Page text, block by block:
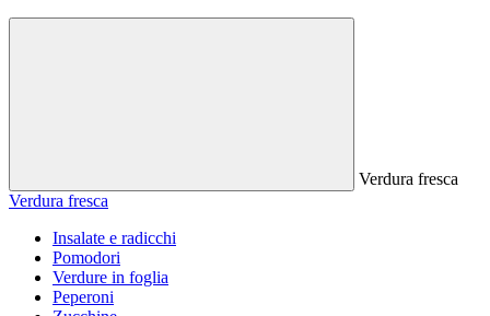
Verdura fresca
Verdura fresca
Insalate e radicchi
Pomodori
Verdure in foglia
Peperoni